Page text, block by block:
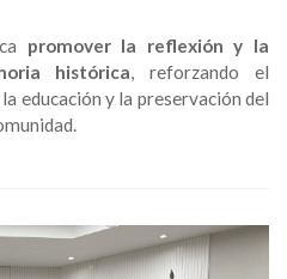
promover la reflexión y la
histórica, reforzando el
educación y la preservación del